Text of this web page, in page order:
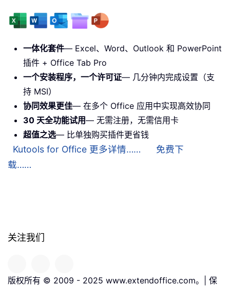
一体化套件— Excel、Word、Outlook 和 PowerPoint
插件 + Office Tab Pro
一个安装程序，一个许可证— 几分钟内完成设置（支
持 MSI）
协同效果更佳— 在多个 Office 应用中实现高效协同
30 天全功能试用— 无需注册，无需信用卡
超值之选— 比单独购买插件更省钱
Kutools for Office 更多详情……
免费下
载……
关注我们
版权所有 © 2009 - 2025 www.extendoffice.com。| 保